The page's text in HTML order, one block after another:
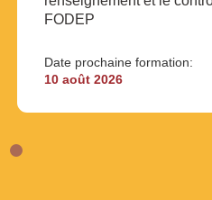
FODEP
Date prochaine formation:
10 août 2026